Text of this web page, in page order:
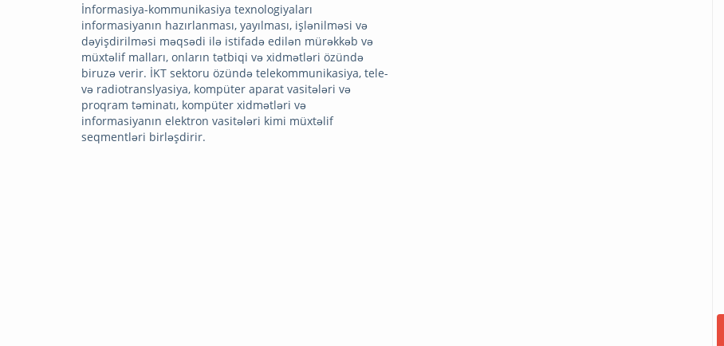
İnformasiya-kommunikasiya texnologiyaları
informasiyanın hazırlanması, yayılması, işlənilməsi və
dəyişdirilməsi məqsədi ilə istifadə edilən mürəkkəb və
müxtəlif malları, onların tətbiqi və xidmətləri özündə
biruzə verir. İKT sektoru özündə telekommunikasiya, tele-
və radiotranslyasiya, kompüter aparat vasitələri və
proqram təminatı, kompüter xidmətləri və
informasiyanın elektron vasitələri kimi müxtəlif
seqmentləri birləşdirir.